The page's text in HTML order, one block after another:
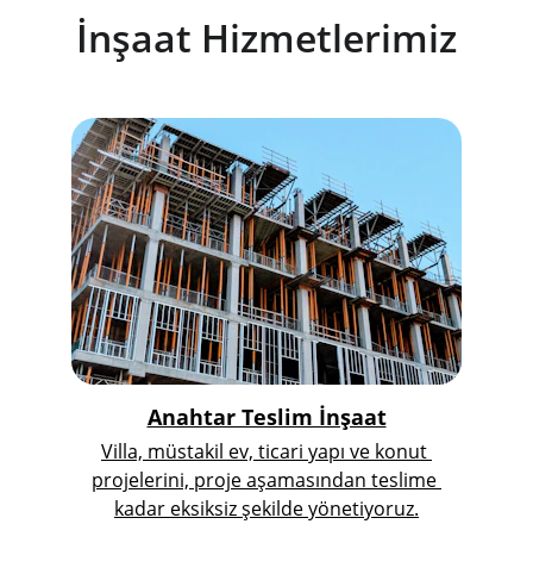
İnşaat Hizmetlerimiz
Anahtar Teslim İnşaat
Villa, müstakil ev, ticari yapı ve konut
projelerini, proje aşamasından teslime
kadar eksiksiz şekilde yönetiyoruz.